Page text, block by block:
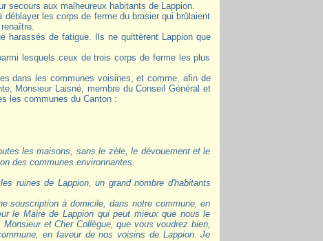
secours aux malheureux habitants de Lappion.
les corps de ferme du brasier qui brûlaient
harassés de fatigue. Ils ne quittèrent Lappion que
lesquels ceux de trois corps de ferme les plus
dans les communes voisines, et comme, afin de
Monsieur Laisné, membre du Conseil Général et
les communes du Canton :
des communes environnantes.
ruines de Lappion, un grand nombre d'habitants
souscription à domicile, dans notre commune, en
le Maire de Lappion qui peut mieux que nous le
et Cher Collègue, que vous voudrez bien,
en faveur de nos voisins de Lappion. Je